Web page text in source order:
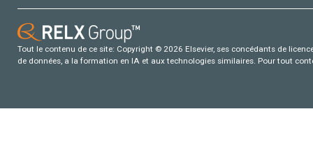
Tout le contenu de ce site: Copyright © 2026 Elsevier, ses concédants de
de données, a la formation en IA et aux technologies similaires. Pour tout